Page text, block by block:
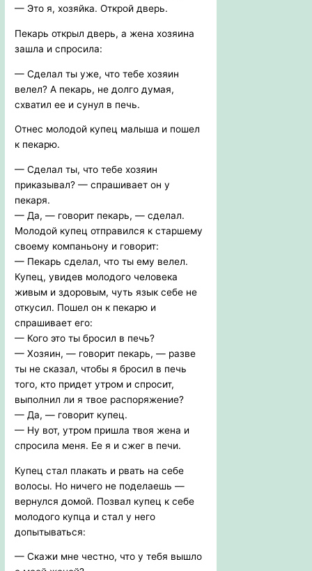
— Это я, хозяйка. Открой дверь.
Пекарь открыл дверь, а жена хозяина
зашла и спросила:
— Сделал ты уже, что тебе хозяин
велел? А пекарь, не долго думая,
схватил ее и сунул в печь.
Отнес молодой купец малыша и пошел
к пекарю.
— Сделал ты, что тебе хозяин
приказывал? — спрашивает он у
пекаря.
— Да, — говорит пекарь, — сделал.
Молодой купец отправился к старшему
своему компаньону и говорит:
— Пекарь сделал, что ты ему велел.
Купец, увидев молодого человека
живым и здоровым, чуть язык себе не
откусил. Пошел он к пекарю и
спрашивает его:
— Кого это ты бросил в печь?
— Хозяин, — говорит пекарь, — разве
ты не сказал, чтобы я бросил в печь
того, кто придет утром и спросит,
выполнил ли я твое распоряжение?
— Да, — говорит купец.
— Ну вот, утром пришла твоя жена и
спросила меня. Ее я и сжег в печи.
Купец стал плакать и рвать на себе
волосы. Но ничего не поделаешь —
вернулся домой. Позвал купец к себе
молодого купца и стал у него
допытываться:
— Скажи мне честно, что у тебя вышло